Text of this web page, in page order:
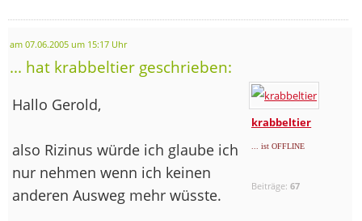
am 07.06.2005 um 15:17 Uhr
... hat krabbeltier geschrieben:
krabbeltier
... ist OFFLINE
Beiträge:67
Hallo Gerold,
also Rizinus würde ich glaube ich
nur nehmen wenn ich keinen
anderen Ausweg mehr wüsste.